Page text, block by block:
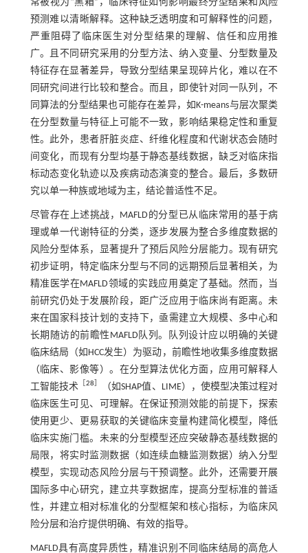
常被视为“黑箱”，临床特征如何影响最终分型结果和风险
预测难以清晰解释。这种缺乏透明度和可解释性的问题，
严重阻碍了临床医生对分型结果的理解、信任和应用推
广。且不同研究采用的分型方法、纳入变量、分型数量及
特征存在显著差异，导致分型结果呈现碎片化，难以在不
同研究间进行比较和整合。而且，即使针对同一队列，不
同算法的分型结果也可能存在差异，如K-means与层次聚类
在分型数量与特征上可能不一致，影响结果稳定性和重复
性。此外，患者肝脏炎症、纤维化程度和代谢状态会随时
间变化，而现有分型均基于静态基线数据，缺乏对临床指
标动态变化轨迹以及疾病动态演变的整合。最后，多数研
究以单一种族或地域为主，结论普适性不足。
尽管存在上述挑战，MAFLD的分型已从临床常用的基于病
理或单一代谢特征的分类，逐步发展为整合多维度数据的
风险分型体系，显著提升了预后风险分层能力。现有研究
初步证明，特定临床分型与不同的远期预后显著相关，为
精准医学在MAFLD领域的实践应用奠定了基础。然而，当
前研究仍处于发展阶段，距广泛应用于临床尚有距离。未
来在国家科技计划的支持下，亟需建立大规模、多中心和
长期随访的前瞻性MAFLD队列。队列设计应以明确的关键
临床结局（如HCC发生）为驱动，前瞻性地收集多维度数据
（临床、影像等）。在分型算法优化方面，应用可解释人
工智能技术 ［28］
（如SHAP值、LIME），使模型决策过程对
临床医生可见、可理解。在保证预测效能的前提下，探索
使用更少、更易获取的关键临床变量构建简化模型，降低
临床实施门槛。未来的分型模型还应突破静态基线数据的
局限，将实时监测数据（如连续血糖监测数据）纳入分型
模型，实现动态风险分层与干预调整。此外，还需要开展
国际多中心研究，建立共享数据库，提高分型标准的普适
性，并建立相对标准化的分型框架和核心指标，为临床风
险分层和治疗提供明确、有效的指导。
MAFLD具有高度异质性，精准识别不同临床结局的高危人